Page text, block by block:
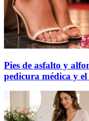
Pies de asfalto y
pedicura médica y